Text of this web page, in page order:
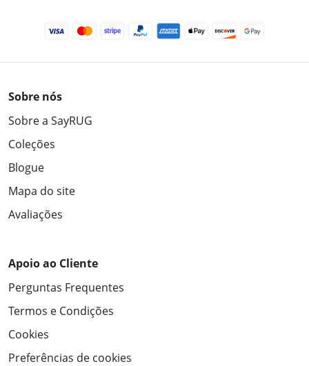
Sobre nós
Sobre a SayRUG
Coleções
Blogue
Mapa do site
Avaliações
Apoio ao Cliente
Perguntas Frequentes
Termos e Condições
Cookies
Preferências de cookies